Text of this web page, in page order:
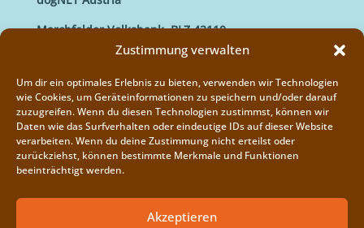
Zustimmung verwalten
Um dir ein optimales Erlebnis zu bieten, verwenden wir Technologien
wie Cookies, um Geräteinformationen zu speichern und/oder darauf
zuzugreifen. Wenn du diesen Technologien zustimmst, können wir
Daten wie das Surfverhalten oder eindeutige IDs auf dieser Website
verarbeiten. Wenn du deine Zustimmung nicht erteilst oder
zurückziehst, können bestimmte Merkmale und Funktionen
beeinträchtigt werden.
Akzeptieren
Marchfelder Volksbank, BLZ 42110
IBAN: AT66 4211 0421 5000 0000
Cookie-Richtlinie (EU)